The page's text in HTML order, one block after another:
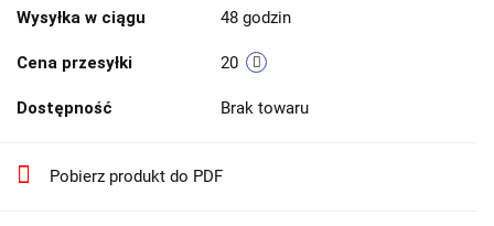
Wysyłka w ciągu 48 godzin
Cena przesyłki 20
Dostępność Brak towaru
Pobierz produkt do PDF